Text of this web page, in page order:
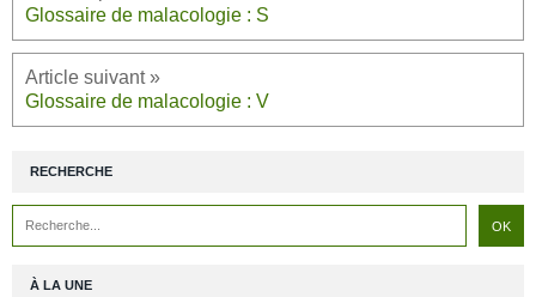
Glossaire de malacologie : S
Glossaire de malacologie : V
RECHERCHE
À LA UNE